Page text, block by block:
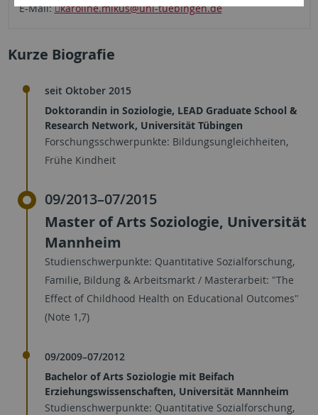
E-Mail: karoline.mikus@uni-tuebingen.de
Kurze Biografie
seit Oktober 2015
Doktorandin in Soziologie, LEAD Graduate School &
Research Network, Universität Tübingen
Forschungsschwerpunkte: Bildungsungleichheiten,
Frühe Kindheit
09/2013–07/2015
Master of Arts Soziologie, Universität
Mannheim
Studienschwerpunkte: Quantitative Sozialforschung,
Familie, Bildung & Arbeitsmarkt / Masterarbeit: "The
Effect of Childhood Health on Educational Outcomes"
(Note 1,7)
09/2009–07/2012
Bachelor of Arts Soziologie mit Beifach
Erziehungswissenschaften, Universität Mannheim
Studienschwerpunkte: Quantitative Sozialforschung,